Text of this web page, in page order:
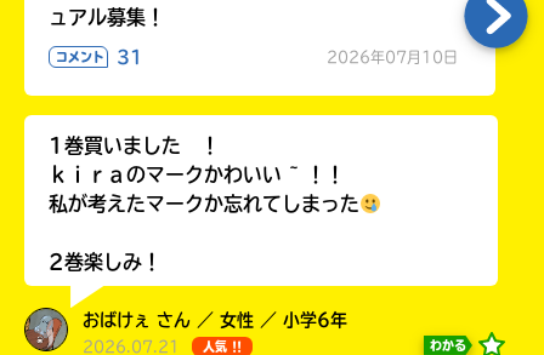
ュアル募集！
コメント 31 2026年07月10日
1巻買いました ！
ｋｉｒａのマークかわいい ~ ！！
私が考えたマークか忘れてしまった
2巻楽しみ！
おばけぇ さん ／ 女性 ／ 小学6年
2026.07.21 人気 !! わかる
い
い確
し
て
戻